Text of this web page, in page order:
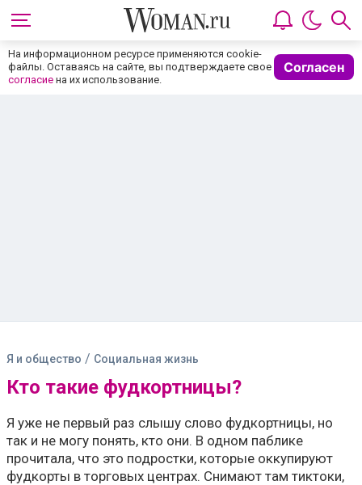
На информационном ресурсе применяются cookie-
файлы. Оставаясь на сайте, вы подтверждаете свое
согласие на их использование.
Согласен
Я и общество / Социальная жизнь
Кто такие фудкортницы?
Я уже не первый раз слышу слово фудкортницы, но
так и не могу понять, кто они. В одном паблике
прочитала, что это подростки, которые оккупируют
фудкорты в торговых центрах. Снимают там тиктоки,